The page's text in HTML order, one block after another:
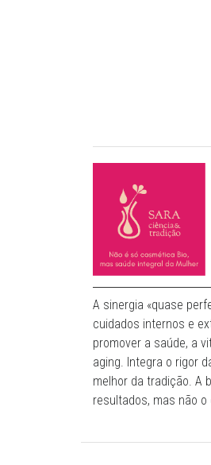
A sinergia «quase
cuidados internos e
promover a saúde, a
aging. Integra o rigor
melhor da tradição. A
resultados, mas não o